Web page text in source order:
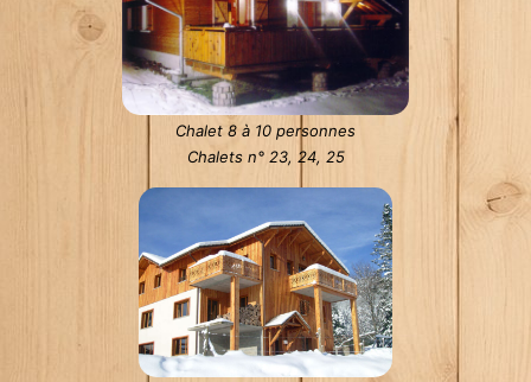
Chalet 8 à 10 personnes
Chalets n° 23, 24, 25